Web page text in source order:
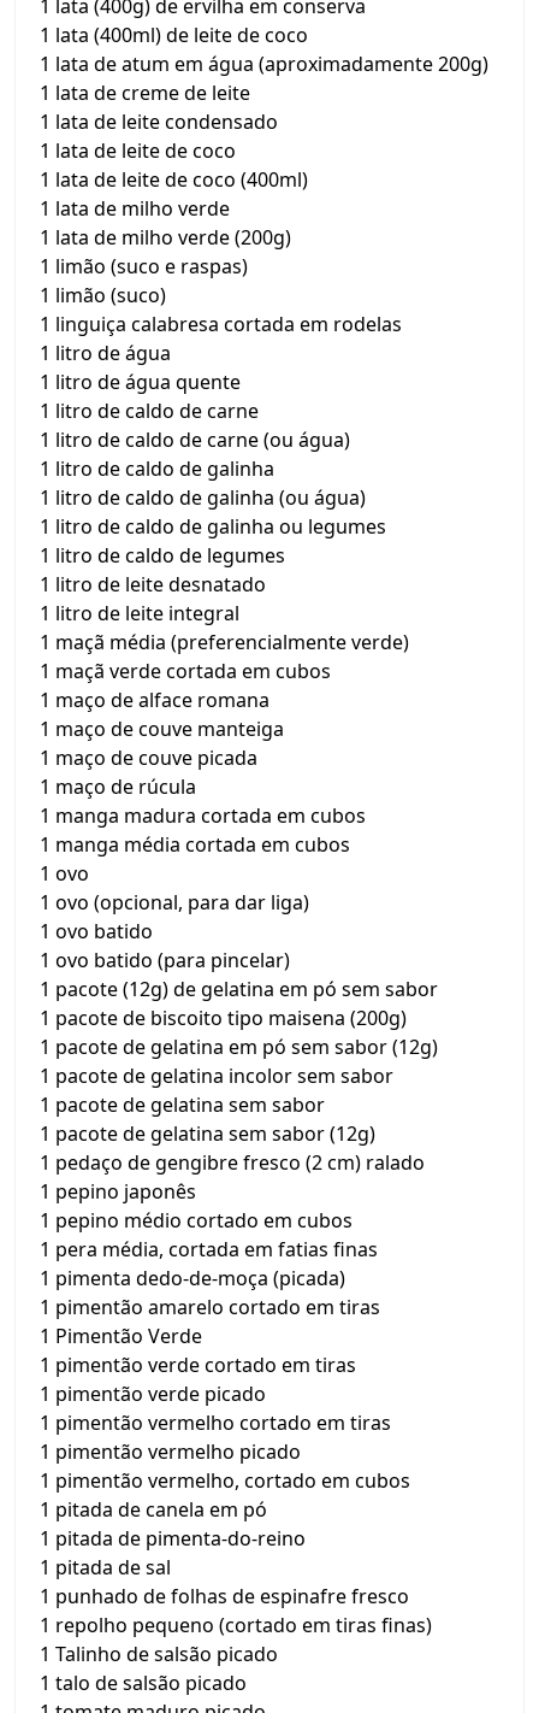
1 lata (400g) de ervilha em conserva
1 lata (400ml) de leite de coco
1 lata de atum em água (aproximadamente 200g)
1 lata de creme de leite
1 lata de leite condensado
1 lata de leite de coco
1 lata de leite de coco (400ml)
1 lata de milho verde
1 lata de milho verde (200g)
1 limão (suco e raspas)
1 limão (suco)
1 linguiça calabresa cortada em rodelas
1 litro de água
1 litro de água quente
1 litro de caldo de carne
1 litro de caldo de carne (ou água)
1 litro de caldo de galinha
1 litro de caldo de galinha (ou água)
1 litro de caldo de galinha ou legumes
1 litro de caldo de legumes
1 litro de leite desnatado
1 litro de leite integral
1 maçã média (preferencialmente verde)
1 maçã verde cortada em cubos
1 maço de alface romana
1 maço de couve manteiga
1 maço de couve picada
1 maço de rúcula
1 manga madura cortada em cubos
1 manga média cortada em cubos
1 ovo
1 ovo (opcional, para dar liga)
1 ovo batido
1 ovo batido (para pincelar)
1 pacote (12g) de gelatina em pó sem sabor
1 pacote de biscoito tipo maisena (200g)
1 pacote de gelatina em pó sem sabor (12g)
1 pacote de gelatina incolor sem sabor
1 pacote de gelatina sem sabor
1 pacote de gelatina sem sabor (12g)
1 pedaço de gengibre fresco (2 cm) ralado
1 pepino japonês
1 pepino médio cortado em cubos
1 pera média, cortada em fatias finas
1 pimenta dedo-de-moça (picada)
1 pimentão amarelo cortado em tiras
1 Pimentão Verde
1 pimentão verde cortado em tiras
1 pimentão verde picado
1 pimentão vermelho cortado em tiras
1 pimentão vermelho picado
1 pimentão vermelho, cortado em cubos
1 pitada de canela em pó
1 pitada de pimenta-do-reino
1 pitada de sal
1 punhado de folhas de espinafre fresco
1 repolho pequeno (cortado em tiras finas)
1 Talinho de salsão picado
1 talo de salsão picado